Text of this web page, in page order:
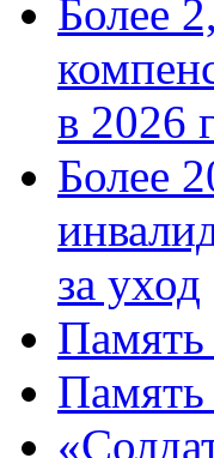
Более
в 2026
Более
за уход
Память